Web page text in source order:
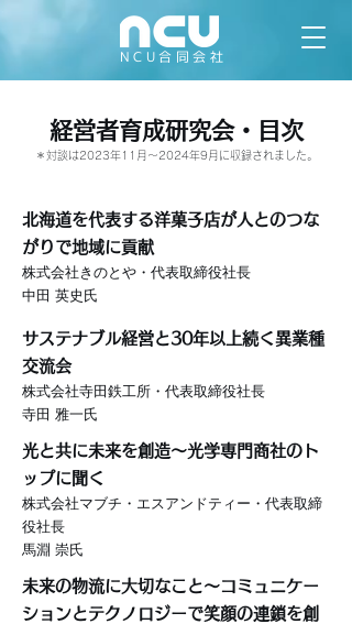
NCU合同会社
​＊対談は2023年11月〜2024年9月に収録されました。
北海道を代表する洋菓子店が人とのつな
がりで地域に貢献
株式会社きのとや・代表取締役社長
中田 英史氏
サステナブル経営と30年以上続く異業種
交流会
株式会社寺田鉄工所・代表取締役社長
寺田 雅一氏
光と共に未来を創造〜光学専門商社のト
ップに聞く
株式会社マブチ・エスアンドティー・代表取締
役社長
馬淵 崇氏
未来の物流に大切なこと〜コミュニケー
ションとテクノロジーで笑顔の連鎖を創
経営者育成研究会​・目次